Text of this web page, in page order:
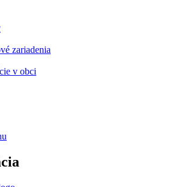
zariadenia
v obci